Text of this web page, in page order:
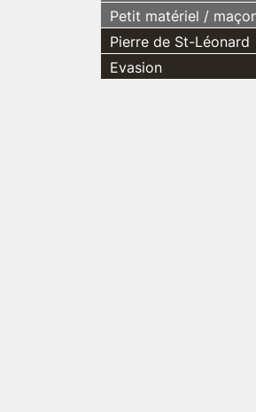
Petit matériel /
Pierre de St-Léonard
Evasion